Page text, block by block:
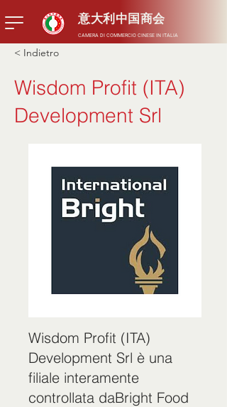
意大利中国商会
CAMERA DI COMMERCIO CINESE IN ITALIA
< Indietro
Wisdom Profit (ITA)
Development Srl
Wisdom Profit (ITA)
Development Srl è una
filiale interamente
controllata daBright Food